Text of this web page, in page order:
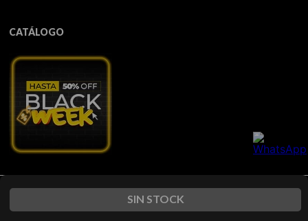
SIN STOCK
CATÁLOGO